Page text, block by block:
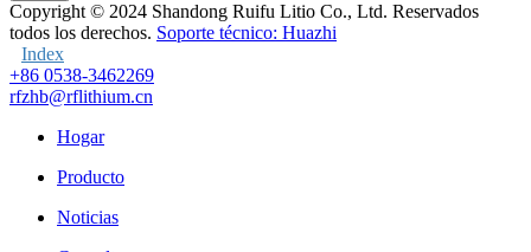
Copyright © 2024 Shandong Ruifu Litio Co., Ltd. Reservados
todos los derechos. Soporte técnico: Huazhi
Index
+86 0538-3462269
rfzhb@rflithium.cn
Hogar
Producto
Noticias